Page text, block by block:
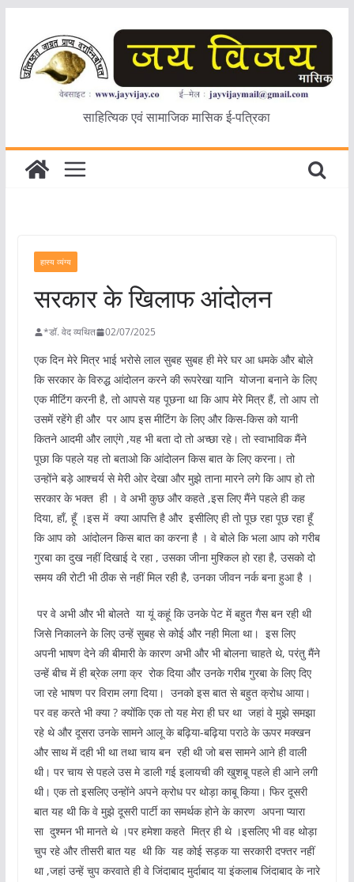
content
साहित्यिक एवं सामाजिक मासिक ई-पत्रिका
हास्य व्यंग्य
सरकार के खिलाफ आंदोलन
*डॉ. वेद व्यथित 02/07/2025
एक दिन मेरे मित्र भाई भरोसे लाल सुबह सुबह ही मेरे घर आ धमके और बोले
कि सरकार के विरुद्ध आंदोलन करने की रूपरेखा यानि योजना बनाने के लिए
एक मीटिंग करनी है, तो आपसे यह पूछना था कि आप मेरे मित्र हैं, तो आप तो
उसमें रहेंगे ही और पर आप इस मीटिंग के लिए और किस-किस को यानी
कितने आदमी और लाएंगे ,यह भी बता दो तो अच्छा रहे। तो स्वाभाविक मैंने
पूछा कि पहले यह तो बताओ कि आंदोलन किस बात के लिए करना। तो
उन्होंने बड़े आश्चर्य से मेरी ओर देखा और मुझे ताना मारने लगे कि आप हो तो
सरकार के भक्त ही । वे अभी कुछ और कहते ,इस लिए मैंने पहले ही कह
दिया, हाँ, हूँ ।इस में क्या आपत्ति है और इसीलिए ही तो पूछ रहा पूछ रहा हूँ
कि आप को आंदोलन किस बात का करना है । वे बोले कि भला आप को गरीब
गुरबा का दुख नहीं दिखाई दे रहा , उसका जीना मुश्किल हो रहा है, उसको दो
समय की रोटी भी ठीक से नहीं मिल रही है, उनका जीवन नर्क बना हुआ है ।
पर वे अभी और भी बोलते या यूं कहूं कि उनके पेट में बहुत गैस बन रही थी
जिसे निकालने के लिए उन्हें सुबह से कोई और नही मिला था। इस लिए
अपनी भाषण देने की बीमारी के कारण अभी और भी बोलना चाहते थे, परंतु मैंने
उन्हें बीच में ही ब्रेक लगा क्र रोक दिया और उनके गरीब गुरबा के लिए दिए
जा रहे भाषण पर विराम लगा दिया। उनको इस बात से बहुत क्रोध आया।
पर वह करते भी क्या ? क्योंकि एक तो यह मेरा ही घर था जहां वे मुझे समझा
रहे थे और दूसरा उनके सामने आलू के बढ़िया-बढ़िया पराठे के ऊपर मक्खन
और साथ में दही भी था तथा चाय बन रही थी जो बस सामने आने ही वाली
थी। पर चाय से पहले उस मे डाली गई इलायची की खुशबू पहले ही आने लगी
थी। एक तो इसलिए उन्होंने अपने क्रोध पर थोड़ा काबू किया। फिर दूसरी
बात यह थी कि वे मुझे दूसरी पार्टी का समर्थक होने के कारण अपना प्यारा
सा दुश्मन भी मानते थे ।पर हमेशा कहते मित्र ही थे ।इसलिए भी वह थोड़ा
चुप रहे और तीसरी बात यह थी कि यह कोई सड़क या सरकारी दफ्तर नहीं
था ,जहां उन्हें चुप करवाते ही वे जिंदाबाद मुर्दाबाद या इंकलाब जिंदाबाद के नारे